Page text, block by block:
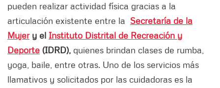
pueden realizar actividad física gracias a la
articulación existente entre la Secretaría de la
Mujery el Instituto Distrital de Recreación y
Deporte (IDRD), quienes brindan clases de rumba,
yoga, baile, entre otras. Uno de los servicios más
llamativos y solicitados por las cuidadoras es la